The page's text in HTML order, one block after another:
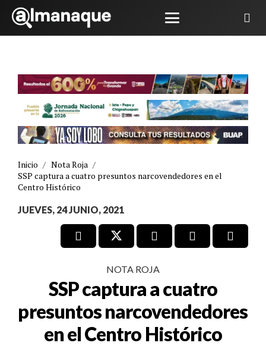
Inicio / Nota Roja /
SSP captura a cuatro presuntos narcovendedores en el
Centro Histórico
JUEVES, 24 JUNIO, 2021
NOTA ROJA
SSP captura a cuatro
presuntos narcovendedores
en el Centro Histórico